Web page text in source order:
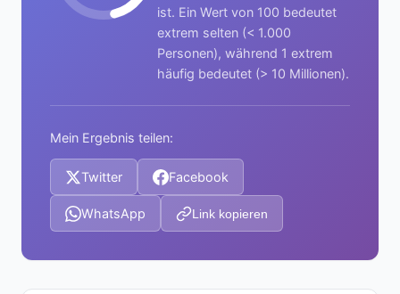
ist. Ein Wert von 100 bedeutet
extrem selten (< 1.000
Personen), während 1 extrem
häufig bedeutet (> 10 Millionen).
Mein Ergebnis teilen:
Twitter Facebook
WhatsApp Link kopieren